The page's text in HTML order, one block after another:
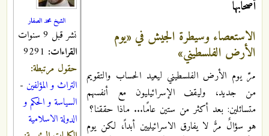
الشيخ محمد الصفار
نشر قبل 9 سنوات
القراءات:
حقول مرتبطة:
التراث و المؤلفين -
السياسة و الحكم و
الدولة الاسلامية
أصحابها
الاستعصاء وسيطرة الجيش في «يوم
الأرض الفلسطيني»
مرَّ يوم الأرض الفلسطيني ليعيد الحساب والتقويم
من جديد، وليقف الإسرائيليون مع أنفسهم
متسائلين: بعد أكثر من ستين عامًا... ماذا حققنا؟
هو سؤالٌ مرٌّ لا يفارق الاسرائيليين أبداً، لكن يوم